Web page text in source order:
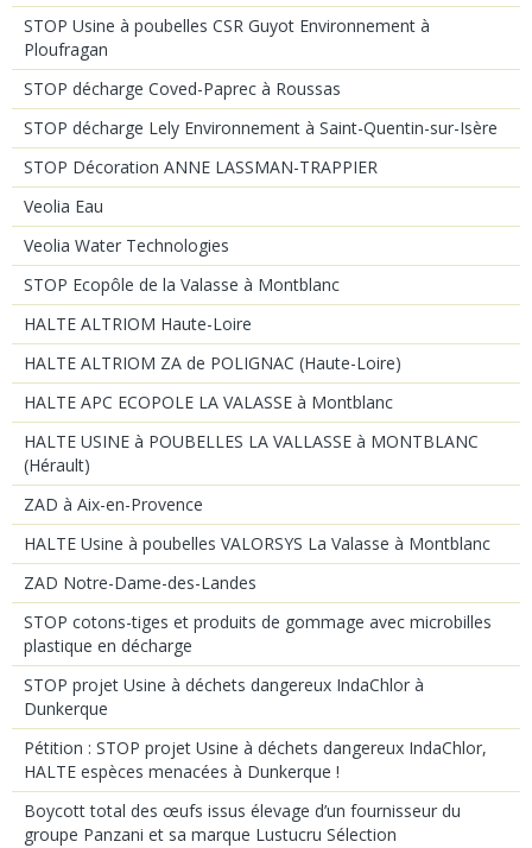
STOP Usine à poubelles CSR Guyot Environnement à
Ploufragan
STOP décharge Coved-Paprec à Roussas
STOP décharge Lely Environnement à Saint-Quentin-sur-Isère
STOP Décoration ANNE LASSMAN-TRAPPIER
Veolia Eau
Veolia Water Technologies
STOP Ecopôle de la Valasse à Montblanc
HALTE ALTRIOM Haute-Loire
HALTE ALTRIOM ZA de POLIGNAC (Haute-Loire)
HALTE APC ECOPOLE LA VALASSE à Montblanc
HALTE USINE à POUBELLES LA VALLASSE à MONTBLANC
(Hérault)
ZAD à Aix-en-Provence
HALTE Usine à poubelles VALORSYS La Valasse à Montblanc
ZAD Notre-Dame-des-Landes
STOP cotons-tiges et produits de gommage avec microbilles
plastique en décharge
STOP projet Usine à déchets dangereux IndaChlor à
Dunkerque
Pétition : STOP projet Usine à déchets dangereux IndaChlor,
HALTE espèces menacées à Dunkerque !
Boycott total des œufs issus élevage d’un fournisseur du
groupe Panzani et sa marque Lustucru Sélection